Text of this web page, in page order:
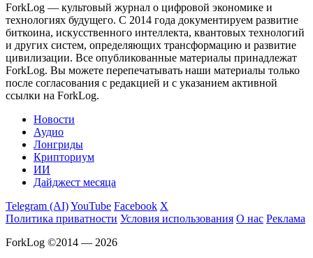
ForkLog — культовый журнал о цифровой экономике и
технологиях будущего. С 2014 года документируем развитие
биткоина, искусственного интеллекта, квантовых технологий
и других систем, определяющих трансформацию и развитие
цивилизации. Все опубликованные материалы принадлежат
ForkLog. Вы можете перепечатывать наши материалы только
после согласования с редакцией и с указанием активной
ссылки на ForkLog.
Новости
Аудио
Лонгриды
Крипториум
ИИ
Дайджест месяца
Telegram (AI)YouTube Facebook X
Политика приватности Условия использования О нас Реклама
ForkLog ©2014 — 2026